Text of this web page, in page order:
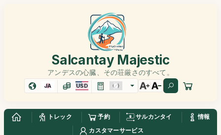
Salcantay Majestic
アンデスの心臓、その荘厳さのすべて。
JA USD
トレック 予約 サルカンタイ
情報
カスタマーサービス